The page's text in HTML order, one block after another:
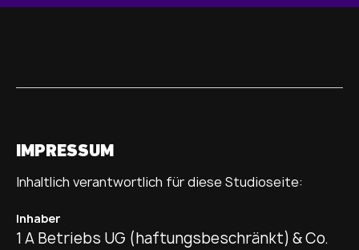
IMPRESSUM
Inhaltlich verantwortlich für diese Studioseite:
Inhaber
1 A Betriebs UG (haftungsbeschränkt) & Co.